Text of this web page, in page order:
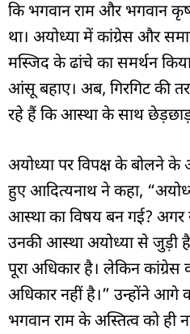
कि भगवान राम और भगवान
था। अयोध्या में कांग्रेस और
मस्जिद के ढांचे का समर्थन
आंसू बहाए। अब, गिरगिट की
रहे हैं कि आस्था के साथ छेड़छाड़
अयोध्या पर विपक्ष के बोलने के
हुए आदित्यनाथ ने कहा,
आस्था का विषय बन गई?
उनकी आस्था अयोध्या से जुड़ी
पूरा अधिकार है। लेकिन
अधिकार नहीं है।” उन्होंने आगे
भगवान राम के अस्तित्व को ही